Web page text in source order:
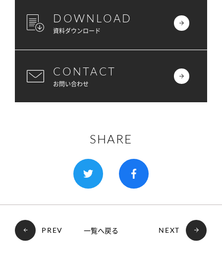
DOWNLOAD
資料ダウンロード
CONTACT
お問い合わせ
SHARE
PREV 一覧へ戻る NEXT